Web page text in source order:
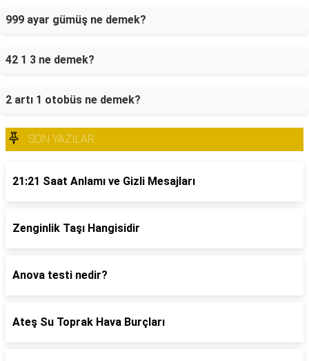
999 ayar gümüş ne demek?
42 1 3 ne demek?
2 artı 1 otobüs ne demek?
SON YAZILAR
21:21 Saat Anlamı ve Gizli Mesajları
Zenginlik Taşı Hangisidir
Anova testi nedir?
Ateş Su Toprak Hava Burçları